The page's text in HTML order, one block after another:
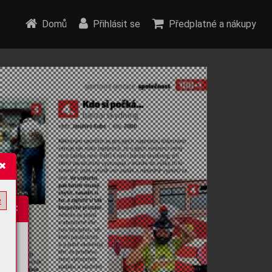
Domů Přihlásit se Předplatné a nákupy